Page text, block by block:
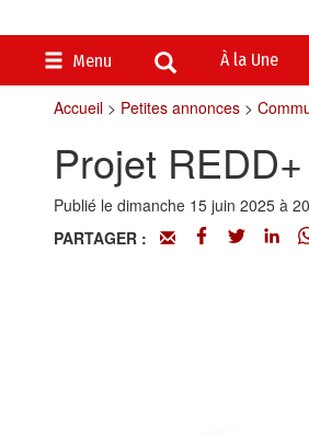
Menu À la Une
Accueil> Petites annonces>
Projet
Publié le dimanche 15 juin 2025 à
PARTAGER :